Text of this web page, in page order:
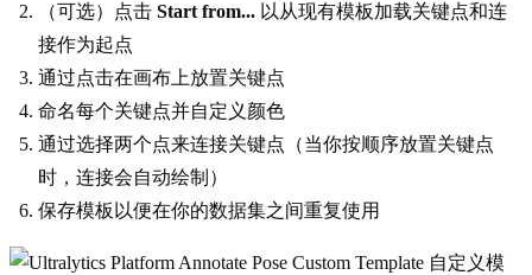
（可选）点击 Start from... 以从现有模板加载关键点和连
接作为起点
通过点击在画布上放置关键点
命名每个关键点并自定义颜色
通过选择两个点来连接关键点（当你按顺序放置关键点
时，连接会自动绘制）
保存模板以便在你的数据集之间重复使用
自定义模